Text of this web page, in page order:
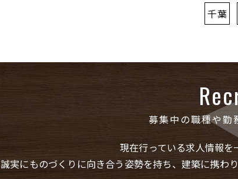
千葉
募集中の職種や勤
現在行っている求人情報を
誠実にものづくりに向き合う姿勢を持ち、建築に携わ